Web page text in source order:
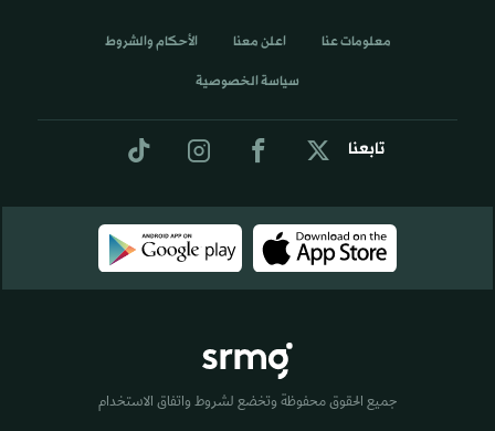
تابعنا
معلومات عنا اعلن معنا الأحكام والشروط
سياسة الخصوصية
جميع الحقوق محفوظة وتخضع لشروط واتفاق الاستخدام